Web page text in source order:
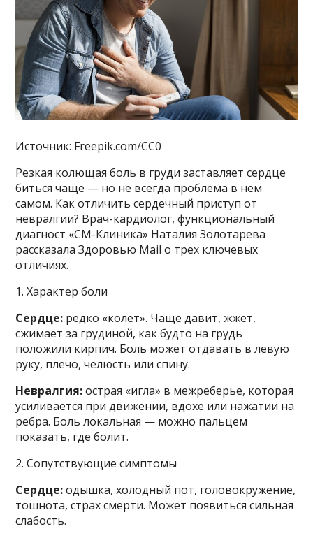
Источник: Freepik.com/CC0
Резкая колющая боль в груди заставляет сердце
биться чаще — но не всегда проблема в нем
самом. Как отличить сердечный приступ от
невралгии? Врач-кардиолог, функциональный
диагност «СМ-Клиника» Наталия Золотарева
рассказала Здоровью Mail о трех ключевых
отличиях.
1. Характер боли
Сердце: редко «колет». Чаще давит, жжет,
сжимает за грудиной, как будто на грудь
положили кирпич. Боль может отдавать в левую
руку, плечо, челюсть или спину.
Невралгия:острая «игла» в межреберье, которая
усиливается при движении, вдохе или нажатии на
ребра. Боль локальная — можно пальцем
показать, где болит.
2. Сопутствующие симптомы
Сердце:одышка, холодный пот, головокружение,
тошнота, страх смерти. Может появиться сильная
слабость.